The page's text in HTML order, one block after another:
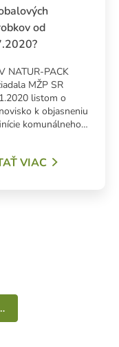
od
NATUR-PACK
MŽP SR
listom o
k objasneniu
komunálneho…
VIAC